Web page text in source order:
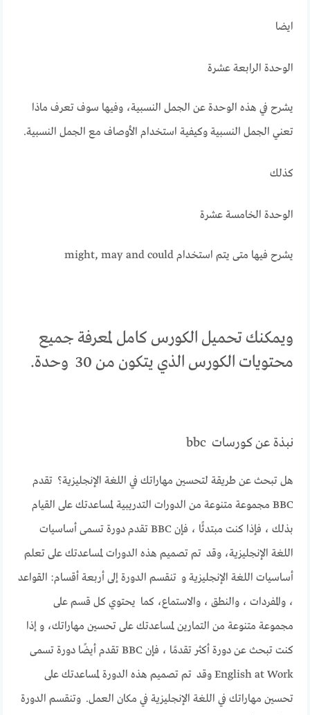
ايضا
الوحدة الرابعة عشرة
يشرح في هذه الوحدة عن الجمل النسبية، وفيها سوف تعرف ماذا
تعني الجمل النسبية وكيفية استخدام الأوصاف مع الجمل النسبية.
كذلك
الوحدة الخامسة عشرة
يشرح فيها متى يتم استخدام might, may and could
ويمكنك تحميل الكورس كامل لمعرفة جميع
محتويات الكورس الذي يتكون من 30 وحدة.
نبذة عن كورسات bbc
هل تبحث عن طريقة لتحسين مهاراتك في اللغة الإنجليزية؟ تقدم
BBC مجموعة متنوعة من الدورات التدريبية لمساعدتك على القيام
بذلك ، فإذا كنت مبتدئًا ، فإن BBC تقدم دورة تسمى أساسيات
اللغة الإنجليزية، وقد تم تصميم هذه الدورات لمساعدتك على تعلم
أساسيات اللغة الإنجليزية و تنقسم الدورة إلى أربعة أقسام: القواعد
، والمفردات ، والنطق ، والاستماع، كما يحتوي كل قسم على
مجموعة متنوعة من التمارين لمساعدتك على تحسين مهاراتك، و إذا
كنت تبحث عن دورة أكثر تقدمًا ، فإن BBC تقدم أيضًا دورة تسمى
English at Work وقد تم تصميم هذه الدورة لمساعدتك على
تحسين مهاراتك في اللغة الإنجليزية في مكان العمل. وتنقسم الدورة